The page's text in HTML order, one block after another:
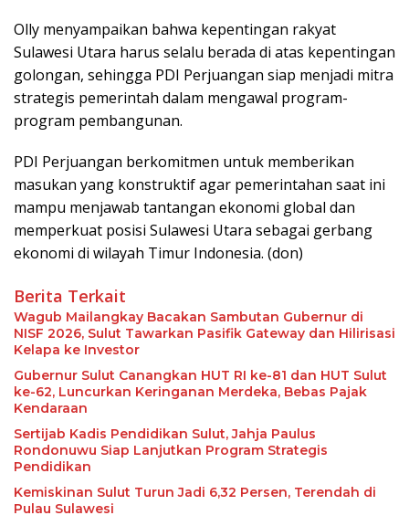
Olly menyampaikan bahwa kepentingan rakyat
Sulawesi Utara harus selalu berada di atas kepentingan
golongan, sehingga PDI Perjuangan siap menjadi mitra
strategis pemerintah dalam mengawal program-
program pembangunan.
PDI Perjuangan berkomitmen untuk memberikan
masukan yang konstruktif agar pemerintahan saat ini
mampu menjawab tantangan ekonomi global dan
memperkuat posisi Sulawesi Utara sebagai gerbang
ekonomi di wilayah Timur Indonesia. (don)
Berita Terkait
Wagub Mailangkay Bacakan Sambutan Gubernur di
NISF 2026, Sulut Tawarkan Pasifik Gateway dan Hilirisasi
Kelapa ke Investor
Gubernur Sulut Canangkan HUT RI ke-81 dan HUT Sulut
ke-62, Luncurkan Keringanan Merdeka, Bebas Pajak
Kendaraan
Sertijab Kadis Pendidikan Sulut, Jahja Paulus
Rondonuwu Siap Lanjutkan Program Strategis
Pendidikan
Kemiskinan Sulut Turun Jadi 6,32 Persen, Terendah di
Pulau Sulawesi